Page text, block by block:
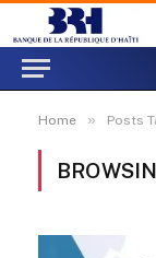
Home » Posts